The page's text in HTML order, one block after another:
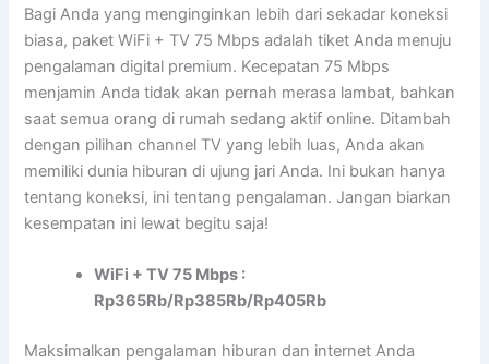
Bagi Anda yang menginginkan lebih dari sekadar koneksi
biasa, paket WiFi + TV 75 Mbps adalah tiket Anda menuju
pengalaman digital premium. Kecepatan 75 Mbps
menjamin Anda tidak akan pernah merasa lambat, bahkan
saat semua orang di rumah sedang aktif online. Ditambah
dengan pilihan channel TV yang lebih luas, Anda akan
memiliki dunia hiburan di ujung jari Anda. Ini bukan hanya
tentang koneksi, ini tentang pengalaman. Jangan biarkan
kesempatan ini lewat begitu saja!
WiFi + TV 75 Mbps :
Rp365Rb/Rp385Rb/Rp405Rb
Maksimalkan pengalaman hiburan dan internet Anda